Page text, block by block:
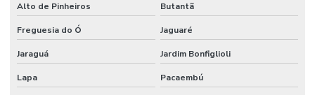
Alto de Pinheiros Butantã
Freguesia do Ó Jaguaré
Jaraguá Jardim Bonfiglioli
Lapa Pacaembú